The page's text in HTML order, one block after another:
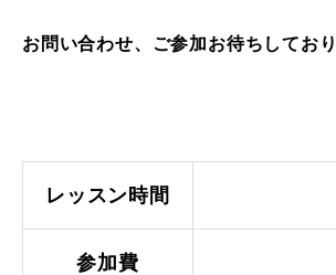
レッスン動画一覧
プレゼント付メルマガ
お問い合わせ、ご参加お待ちしており
レッスン時間
参加費